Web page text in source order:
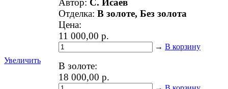
Увеличить
Автор: С. Исаев
Отделка: В золоте, Без золота
Цена:
11 000,00 р.
→ В корзину
В золоте:
18 000,00 р.